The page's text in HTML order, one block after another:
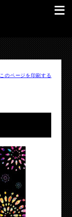
≡
このページを印刷する